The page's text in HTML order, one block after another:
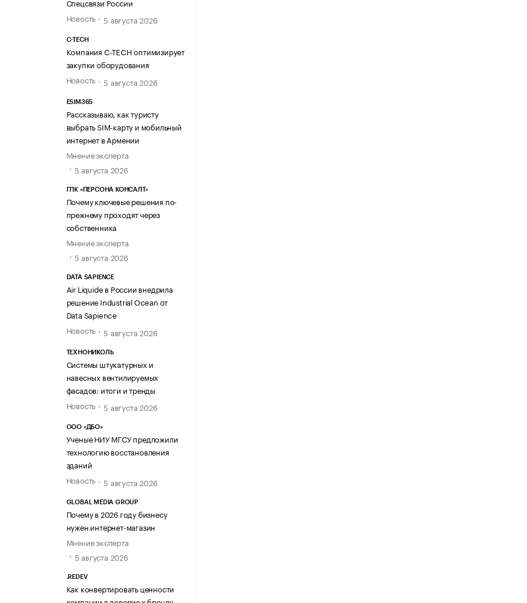
Спецсвязи России
Новость
5 августа 2026
C-TECH
Компания C-TECH оптимизирует
закупки оборудования
Новость
5 августа 2026
ESIM365
Рассказываю, как туристу
выбрать SIM-карту и мобильный
интернет в Армении
Мнение эксперта
5 августа 2026
ГПК «ПЕРСОНА КОНСАЛТ»
Почему ключевые решения по-
прежнему проходят через
собственника
Мнение эксперта
5 августа 2026
DATA SAPIENCE
Air Liquide в России внедрила
решение Industrial Ocean от
Data Sapience
Новость
5 августа 2026
ТЕХНОНИКОЛЬ
Системы штукатурных и
навесных вентилируемых
фасадов: итоги и тренды
Новость
5 августа 2026
ООО «ДБО»
Ученые НИУ МГСУ предложили
технологию восстановления
зданий
Новость
5 августа 2026
GLOBAL MEDIA GROUP
Почему в 2026 году бизнесу
нужен интернет-магазин
Мнение эксперта
5 августа 2026
.REDEV
Как конвертировать ценности